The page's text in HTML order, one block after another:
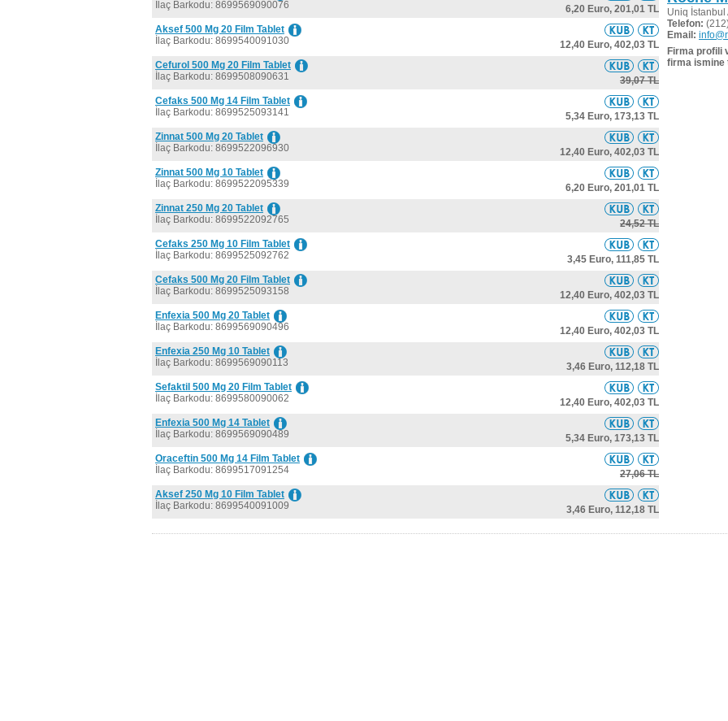
İlaç Barkodu: 8699569090076
6,20 Euro, 201,01 TL
Aksef 500 Mg 20 Film Tablet
İlaç Barkodu: 8699540091030
12,40 Euro, 402,03 TL
Cefurol 500 Mg 20 Film Tablet
İlaç Barkodu: 8699508090631
39,07 TL
Cefaks 500 Mg 14 Film Tablet
İlaç Barkodu: 8699525093141
5,34 Euro, 173,13 TL
Zinnat 500 Mg 20 Tablet
İlaç Barkodu: 8699522096930
12,40 Euro, 402,03 TL
Zinnat 500 Mg 10 Tablet
İlaç Barkodu: 8699522095339
6,20 Euro, 201,01 TL
Zinnat 250 Mg 20 Tablet
İlaç Barkodu: 8699522092765
24,52 TL
Cefaks 250 Mg 10 Film Tablet
İlaç Barkodu: 8699525092762
3,45 Euro, 111,85 TL
Cefaks 500 Mg 20 Film Tablet
İlaç Barkodu: 8699525093158
12,40 Euro, 402,03 TL
Enfexia 500 Mg 20 Tablet
İlaç Barkodu: 8699569090496
12,40 Euro, 402,03 TL
Enfexia 250 Mg 10 Tablet
İlaç Barkodu: 8699569090113
3,46 Euro, 112,18 TL
Sefaktil 500 Mg 20 Film Tablet
İlaç Barkodu: 8699580090062
12,40 Euro, 402,03 TL
Enfexia 500 Mg 14 Tablet
İlaç Barkodu: 8699569090489
5,34 Euro, 173,13 TL
Oraceftin 500 Mg 14 Film Tablet
İlaç Barkodu: 8699517091254
27,06 TL
Aksef 250 Mg 10 Film Tablet
İlaç Barkodu: 8699540091009
3,46 Euro, 112,18 TL
Uniq İstanbul
Telefon:
Email:
Firma profili
firma ismine